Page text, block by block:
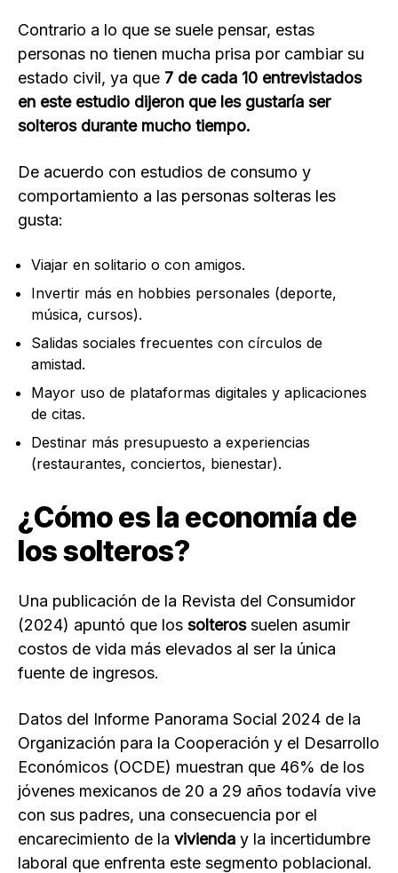
Contrario a lo que se suele pensar, estas
personas no tienen mucha prisa por cambiar su
estado civil, ya que 7 de cada 10 entrevistados
en este estudio dijeron que les gustaría ser
solteros durante mucho tiempo.
De acuerdo con estudios de consumo y
comportamiento a las personas solteras les
gusta:
Viajar en solitario o con amigos.
Invertir más en hobbies personales (deporte,
música, cursos).
Salidas sociales frecuentes con círculos de
amistad.
Mayor uso de plataformas digitales y aplicaciones
de citas.
Destinar más presupuesto a experiencias
(restaurantes, conciertos, bienestar).
¿Cómo es la economía de
los solteros?
Una publicación de la Revista del Consumidor
(2024) apuntó que los solterossuelen asumir
costos de vida más elevados al ser la única
fuente de ingresos.
Datos del Informe Panorama Social 2024 de la
Organización para la Cooperación y el Desarrollo
Económicos (OCDE) muestran que 46% de los
jóvenes mexicanos de 20 a 29 años todavía vive
con sus padres, una consecuencia por el
encarecimiento de la vivienda y la incertidumbre
laboral que enfrenta este segmento poblacional.